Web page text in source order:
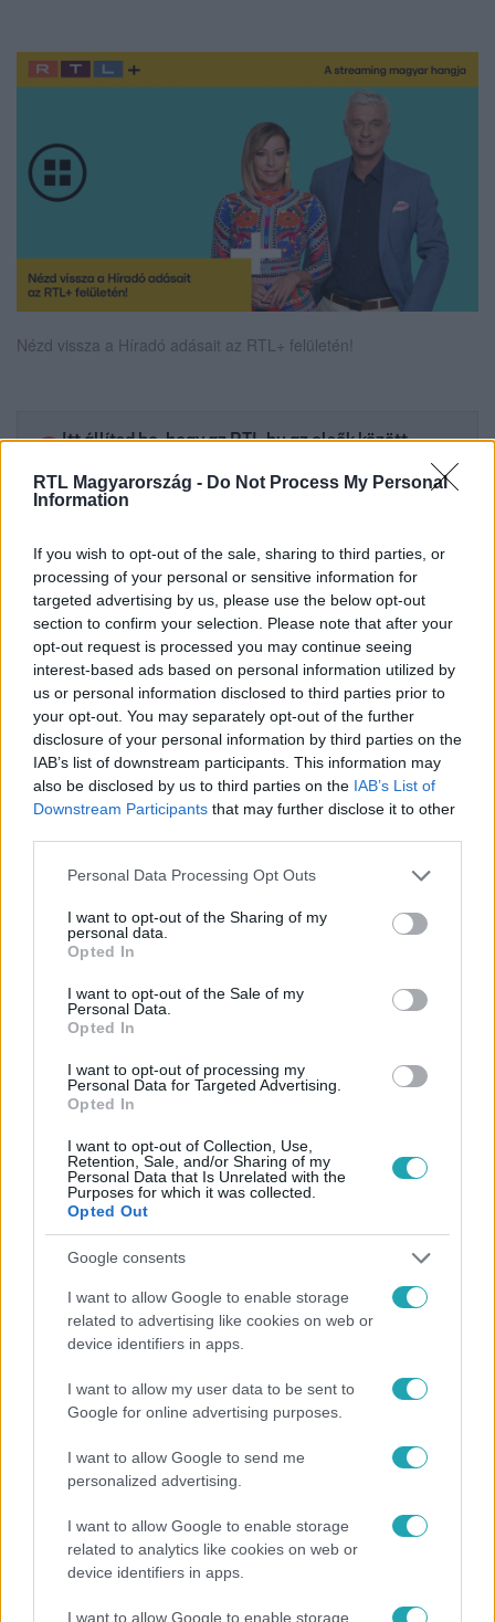
RTL Magyarország - Do Not Process My Personal
Information
If you wish to opt-out of the sale, sharing to third parties, or
processing of your personal or sensitive information for
targeted advertising by us, please use the below opt-out
section to confirm your selection. Please note that after your
opt-out request is processed you may continue seeing
interest-based ads based on personal information utilized by
us or personal information disclosed to third parties prior to
your opt-out. You may separately opt-out of the further
disclosure of your personal information by third parties on the
IAB’s list of downstream participants. This information may
also be disclosed by us to third parties on the IAB’s List of
Downstream Participants that may further disclose it to other
Please note that this website/app uses one or more Google
not limited to your visit or usage behaviour. You may click to
grant or deny consent to Google and its third-party tags to
use your data for below specified purposes in below Google
consent section.
Personal Data Processing Opt Outs
I want to opt-out of the Sharing of my
personal data.
Opted In
I want to opt-out of the Sale of my
Personal Data.
Opted In
I want to opt-out of processing my
Personal Data for Targeted Advertising.
Opted In
I want to opt-out of Collection, Use,
Retention, Sale, and/or Sharing of my
Personal Data that Is Unrelated with the
Purposes for which it was collected.
Opted Out
Google consents
I want to allow Google to enable storage
related to advertising like cookies on web or
device identifiers in apps.
I want to allow my user data to be sent to
Google for online advertising purposes.
I want to allow Google to send me
personalized advertising.
I want to allow Google to enable storage
related to analytics like cookies on web or
device identifiers in apps.
I want to allow Google to enable storage
Nézd vissza a Híradó adásait az RTL+ felületén!
Itt állítsd be, hogy az RTL.hu az elsők között
Kövess minket, és értesülj a friss hírekről a
Facebookon is!
Követem
ORVOSI VIZSGÁLAT
Népszerű
47-szer szakítottak, többször elküldte otthonról